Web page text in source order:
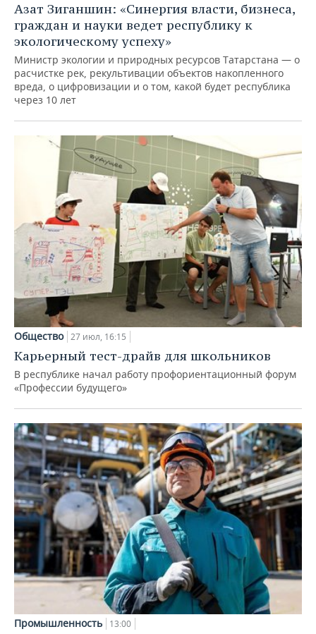
Азат Зиганшин: «Синергия власти, бизнеса,
граждан и науки ведет республику к
экологическому успеху»
Министр экологии и природных ресурсов Татарстана — о
расчистке рек, рекультивации объектов накопленного
вреда, о цифровизации и о том, какой будет республика
через 10 лет
Общество 27 июл, 16:15
Карьерный тест-драйв для школьников
В республике начал работу профориентационный форум
«Профессии будущего»
Промышленность 13:00